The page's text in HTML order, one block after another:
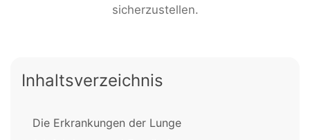
sicherzustellen.
Inhaltsverzeichnis
Die Erkrankungen der Lunge